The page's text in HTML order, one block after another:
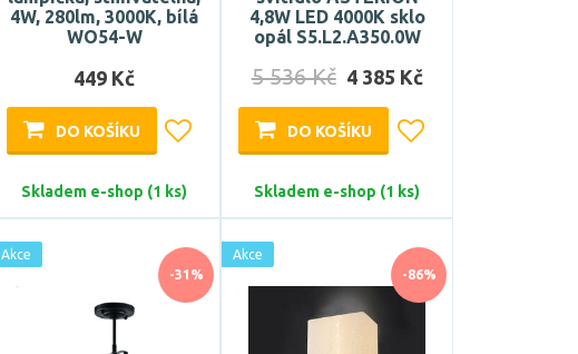
4W, 280lm, 3000K, bílá
WO54-W
449 Kč
DO KOŠÍKU
Skladem e-shop (1 ks)
4,8W LED 4000K sklo
opál S5.L2.A350.0W
5 536 Kč 4 385 Kč
DO KOŠÍKU
Skladem e-shop (1 ks)
-31%
Akce
-86%
Akce